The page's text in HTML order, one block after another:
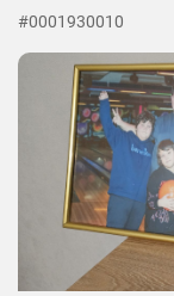
#0001930010